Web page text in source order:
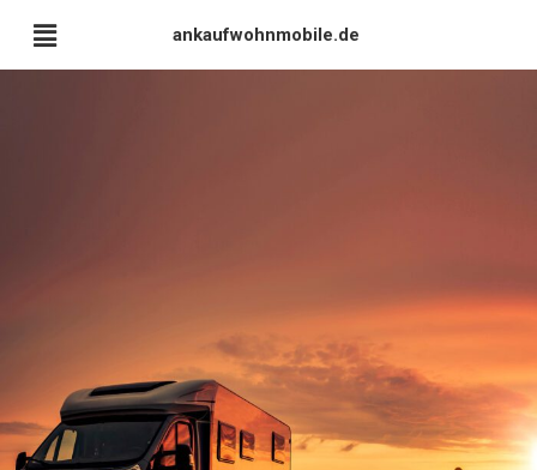
ankaufwohnmobile.de